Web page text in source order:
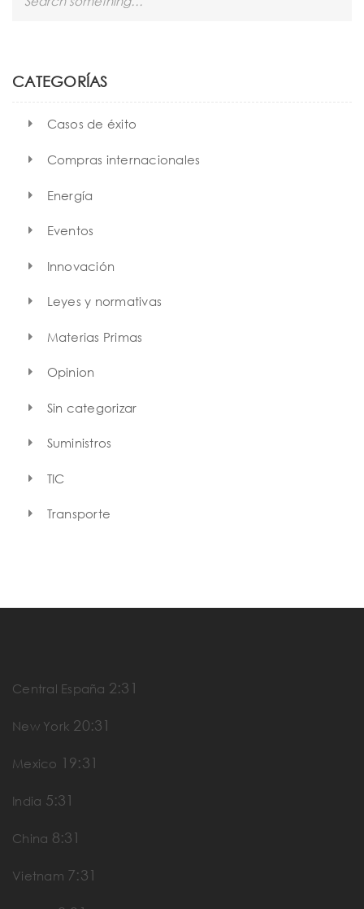
h
CATEGORÍAS
Casos de éxito
Compras internacionales
Energía
Eventos
Innovación
Leyes y normativas
Materias Primas
Opinion
Sin categorizar
Suministros
TIC
Transporte
Central España 2:31
New York 20:31
Mexico 19:31
India 5:31
China 8:31
Vietnam 7:31